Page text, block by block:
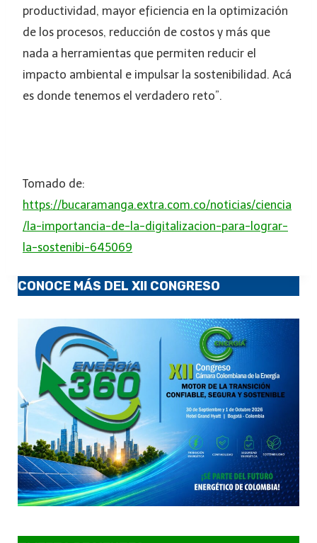
productividad, mayor eficiencia en la optimización
de los procesos, reducción de costos y más que
nada a herramientas que permiten reducir el
impacto ambiental e impulsar la sostenibilidad. Acá
es donde tenemos el verdadero reto”.
Tomado de:
https://bucaramanga.extra.com.co/noticias/ciencia
/la-importancia-de-la-digitalizacion-para-lograr-
la-sostenibi-645069
CONOCE MÁS DEL XII CONGRESO